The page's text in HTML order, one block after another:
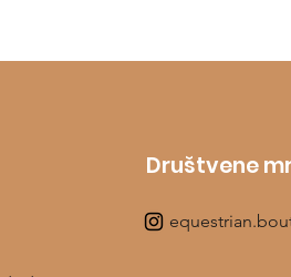
Društvene